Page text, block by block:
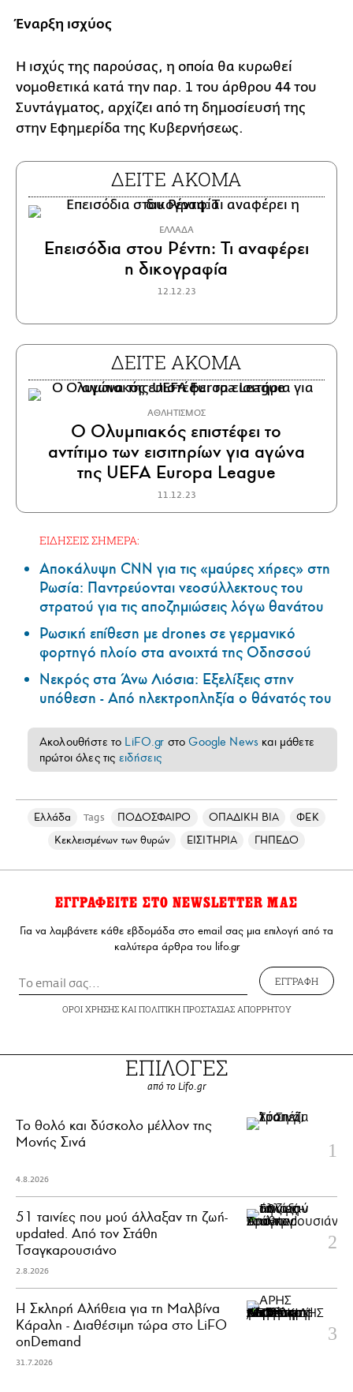
Έναρξη ισχύος
Η ισχύς της παρούσας, η οποία θα κυρωθεί
νομοθετικά κατά την παρ. 1 του άρθρου 44 του
Συντάγματος, αρχίζει από τη δημοσίευσή της
στην Εφημερίδα της Κυβερνήσεως.
ΔΕΙΤΕ ΑΚΟΜΑ
ΕΛΛΑΔΑ
Επεισόδια στου Ρέντη: Τι αναφέρει
η δικογραφία
12.12.23
ΔΕΙΤΕ ΑΚΟΜΑ
ΑΘΛΗΤΙΣΜΟΣ
Ο Ολυμπιακός επιστέφει το
αντίτιμο των εισιτηρίων για αγώνα
της UEFA Europa League
11.12.23
ΕΙΔΗΣΕΙΣ ΣΗΜΕΡΑ:
Αποκάλυψη CNN για τις «μαύρες χήρες» στη
Ρωσία: Παντρεύονται νεοσύλλεκτους του
στρατού για τις αποζημιώσεις λόγω θανάτου
Ρωσική επίθεση με drones σε γερμανικό
φορτηγό πλοίο στα ανοιχτά της Οδησσού
Νεκρός στα Άνω Λιόσια: Εξελίξεις στην
υπόθεση - Από ηλεκτροπληξία ο θάνατός του
Ακολουθήστε το LiFO.gr στοGoogle News και μάθετε
πρώτοι όλες τις ειδήσεις
Ελλάδα Tags ΠΟΔΟΣΦΑΙΡΟ ΟΠΑΔΙΚΗ ΒΙΑ
ΦΕΚ
Κεκλεισμένων των θυρών
ΕΙΣΙΤΗΡΙΑ ΓΗΠΕΔΟ
ΕΓΓΡΑΦΕΙΤΕ ΣΤΟ NEWSLETTER ΜΑΣ
Για να λαμβάνετε κάθε εβδομάδα στο email σας μια επιλογή από τα
καλύτερα άρθρα του lifo.gr
ΕΓΓΡΑΦΗ
ΟΡΟΙ ΧΡΗΣΗΣΚΑΙ ΠΟΛΙΤΙΚΗ ΠΡΟΣΤΑΣΙΑΣ ΑΠΟΡΡΗΤΟΥ
ΕΠΙΛΟΓΕΣ
από το Lifo.gr
Το θολό και δύσκολο μέλλον της
Μονής Σινά
4.8.2026
51 ταινίες που μού άλλαξαν τη ζωή-
updated. Aπό τον Στάθη
Τσαγκαρουσιάνο
2.8.2026
Η Σκληρή Αλήθεια για τη Μαλβίνα
Κάραλη - Διαθέσιμη τώρα στo LiFO
onDemand
31.7.2026